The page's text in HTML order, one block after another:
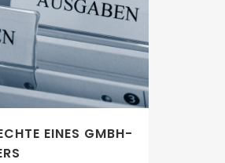
EINES GMBH-